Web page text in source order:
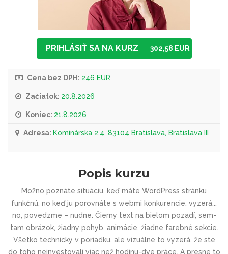
PRIHLÁSIŤ SA NA KURZ 302,58 EUR
Cena bez DPH: 246 EUR
Začiatok: 20.8.2026
Koniec: 21.8.2026
Adresa: Kominárska 2,4, 83104 Bratislava, Bratislava III
Popis kurzu
Možno poznáte situáciu, keď máte WordPress stránku
funkčnú, no keď ju porovnáte s webmi konkurencie, vyzerá...
no, povedzme – nudne. Čierny text na bielom pozadí, sem-
tam obrázok, žiadny pohyb, animácie, žiadne farebné sekcie.
Všetko technicky v poriadku, ale vizuálne to vyzerá, že ste
do toho neinvestovali viac než hodinu-dve práce. A presne to